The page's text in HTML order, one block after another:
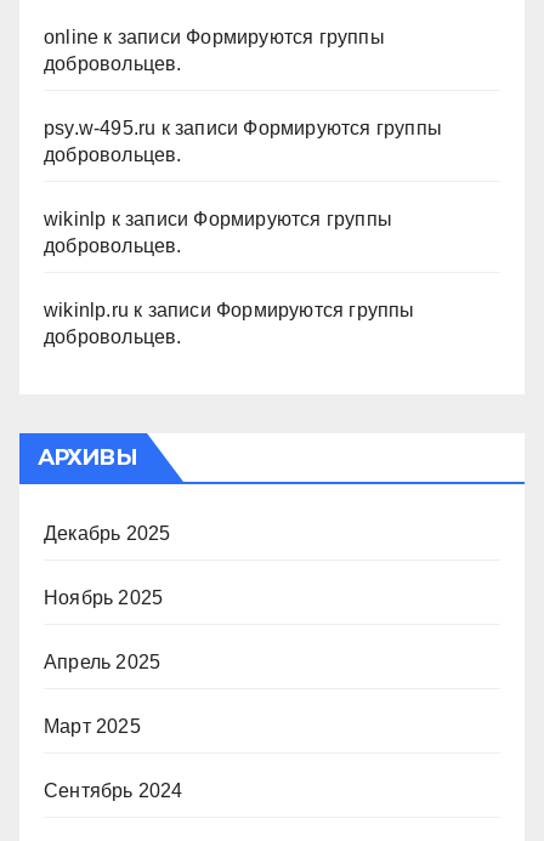
online к записи Формируются группы
добровольцев.
psy.w-495.ru к записи Формируются группы
добровольцев.
wikinlp к записи Формируются группы
добровольцев.
wikinlp.ru к записи Формируются группы
добровольцев.
АРХИВЫ
Декабрь 2025
Ноябрь 2025
Апрель 2025
Март 2025
Сентябрь 2024